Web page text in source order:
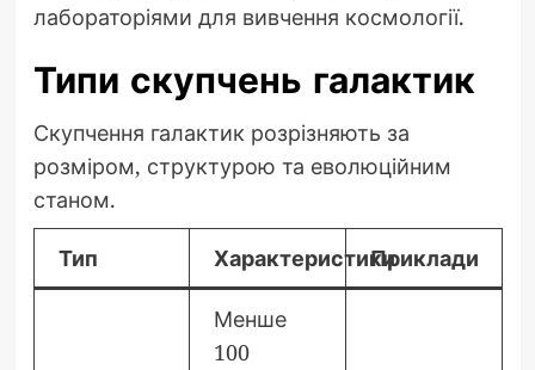
лабораторіями для вивчення космології.
Типи скупчень галактик
Скупчення галактик розрізняють за
розміром, структурою та еволюційним
станом.
Тип ХарактеристикиПриклади
Менше
100